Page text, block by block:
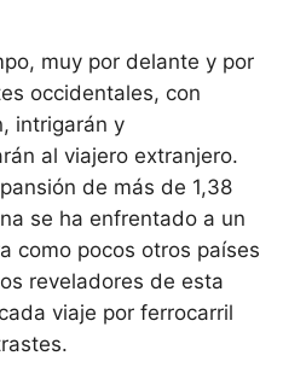
muy por delante y por
occidentales, con
intrigarán y
al viajero extranjero.
de más de 1,38
se ha enfrentado a un
como pocos otros países
reveladores de esta
viaje por ferrocarril